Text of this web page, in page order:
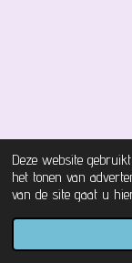
Deze website
het tonen van
van de site gaat u